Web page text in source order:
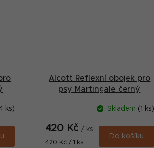
ks)
Alcott Reflexní obojek pro
psy Martingale černý
Skladem (1 ks)
420 Kč / ks
Měrná
420 Kč / 1 ks
Do košíku